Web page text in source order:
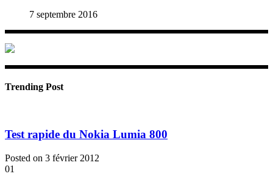
7 septembre 2016
Trending Post
Test rapide du Nokia Lumia 800
Posted on 3 février 2012
01